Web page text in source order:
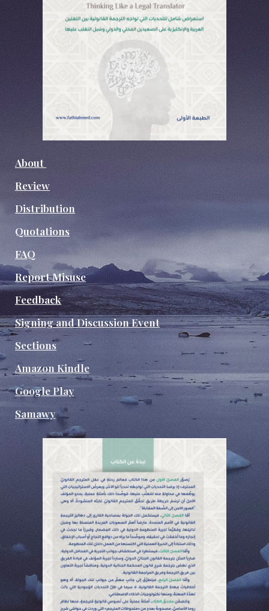
About
Review
Distribution
Quotations
FAQ
Report Misuse
Feedback
Signing and Discussion Event
Sections
Amazon Kindle
Google Play
Samawy